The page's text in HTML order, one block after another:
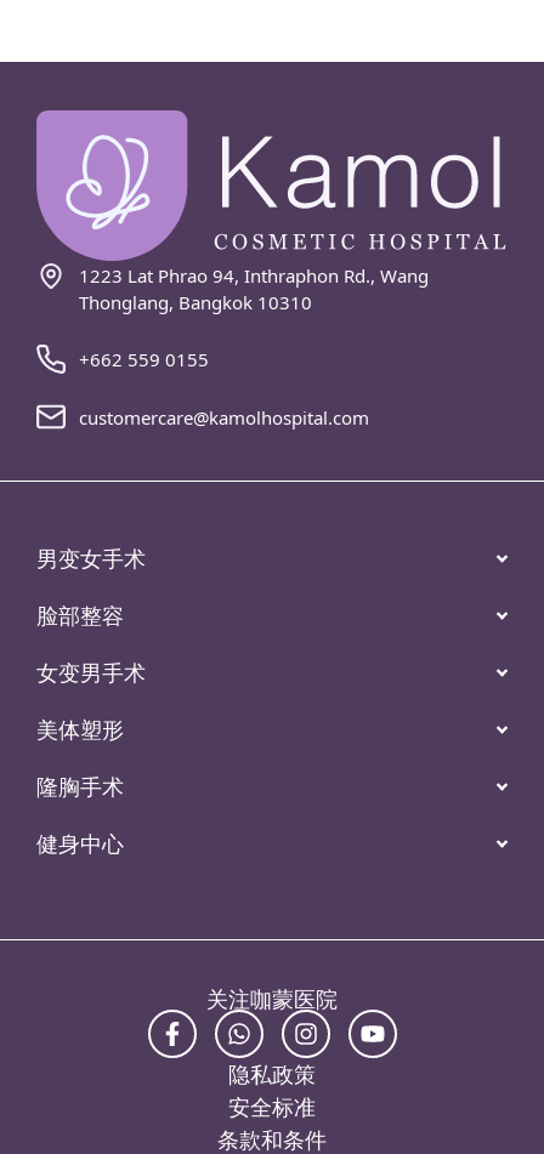
1223 Lat Phrao 94, Inthraphon Rd., Wang
Thonglang, Bangkok 10310
+662 559 0155
customercare@kamolhospital.com
男变女手术
脸部整容
女变男手术
美体塑形
隆胸手术
健身中心
关注咖蒙医院
隐私政策
安全标准
条款和条件